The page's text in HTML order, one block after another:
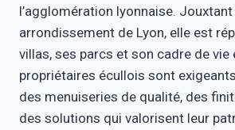
l’agglomération lyonnaise.
arrondissement de Lyon, elle est
villas, ses parcs et son cadre de vie
propriétaires écullois sont
des menuiseries de qualité, des
des solutions qui valorisent leur